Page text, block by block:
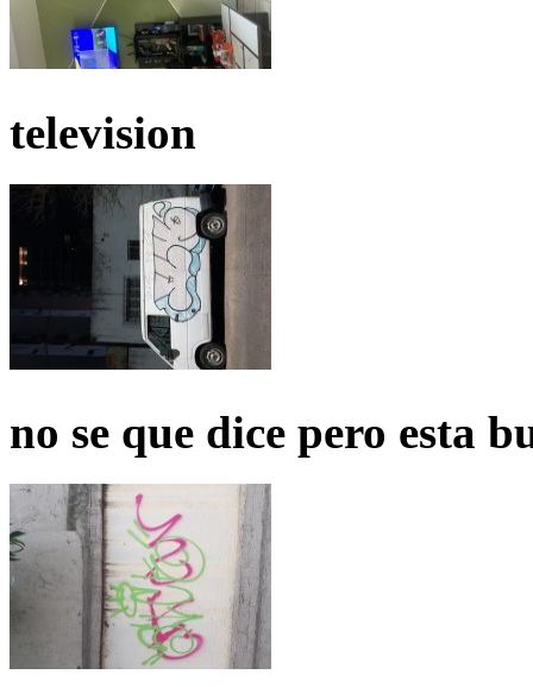
television
no se que dice pero esta